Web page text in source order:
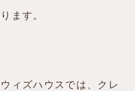
ます。
ィズハウスでは、クレ